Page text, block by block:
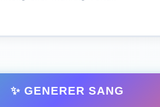
✨ GENERER SANG